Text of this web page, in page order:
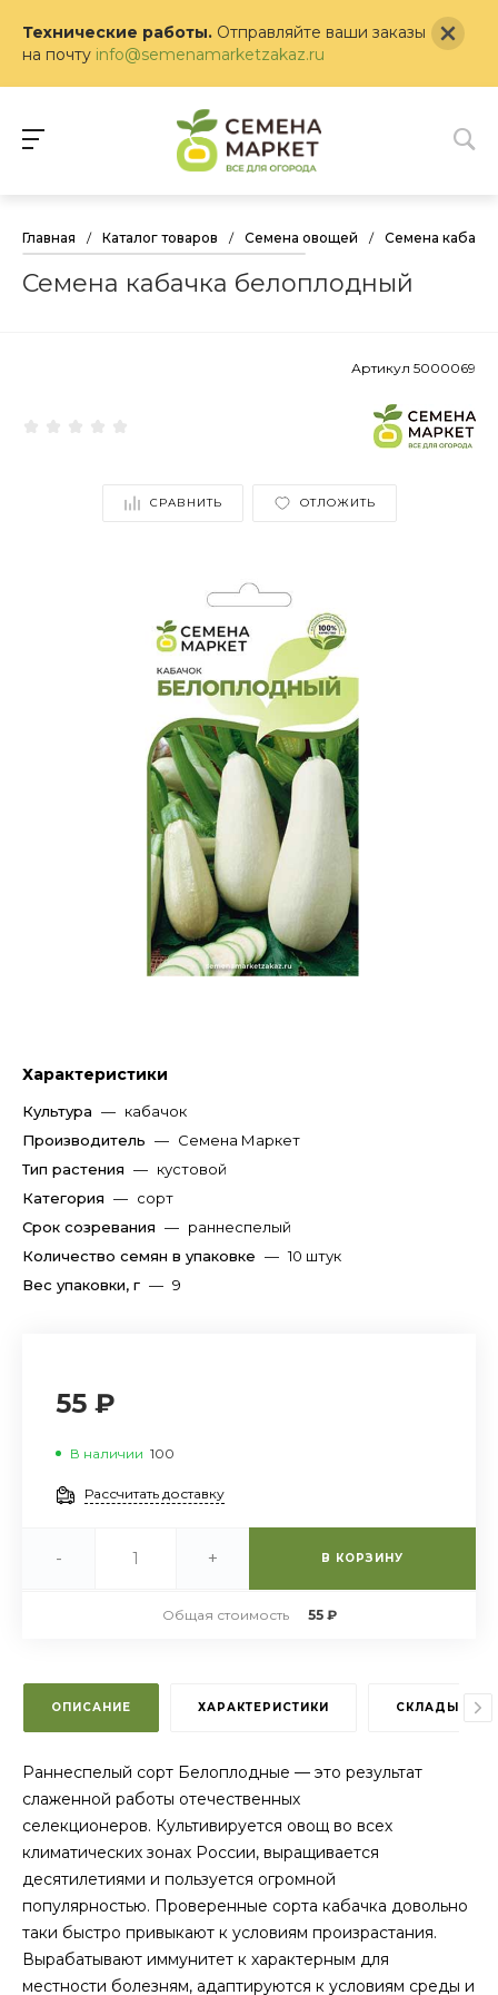
Технические работы. Отправляйте ваши заказы
на почту info@semenamarketzakaz.ru
Главная / Каталог товаров / Семена овощей / Семена
Семена кабачка белоплодный
Артикул 5000069
СРАВНИТЬ ОТЛОЖИТЬ
Характеристики
Культура — кабачок
Производитель — Семена Маркет
Тип растения — кустовой
Категория — сорт
Срок созревания — раннеспелый
Количество семян в упаковке — 10 штук
Вес упаковки, г — 9
55 ₽
В наличии 100
Рассчитать доставку
- + В КОРЗИНУ
Общая стоимость 55 ₽
ОПИСАНИЕ ХАРАКТЕРИСТИКИ СКЛАДЫ
Раннеспелый сорт Белоплодные — это результат
слаженной работы отечественных
селекционеров. Культивируется овощ во всех
климатических зонах России, выращивается
десятилетиями и пользуется огромной
популярностью. Проверенные сорта кабачка довольно
таки быстро привыкают к условиям произрастания.
Вырабатывают иммунитет к характерным для
местности болезням, адаптируются к условиям среды и